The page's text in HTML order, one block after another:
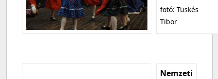
fotó: Tüskés
Tibor
Nemzeti